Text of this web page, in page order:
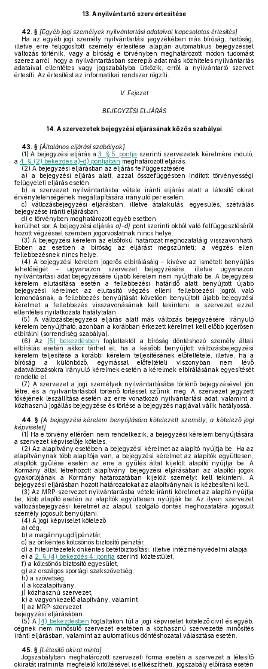
13. A nyilvántartó szerv értesítése
42. § [Egyéb jogi személyek nyilvántartási adataival kapcsolatos értesítés]
Ha az egyéb jogi személy nyilvántartási jegyzékében más bíróság, hatóság,
illetve erre feljogosított személy értesítése alapján automatikus bejegyzéssel
változás történik, vagy a bíróság e törvényben meghatározott módon tudomást
szerez arról, hogy a nyilvántartásban szereplő adat más közhiteles nyilvántartás
adataival ellentétes vagy jogszabályba ütközik, erről a nyilvántartó szervet
értesíti. Az értesítést az informatikai rendszer rögzíti.
V. Fejezet
BEJEGYZÉSI ELJÁRÁS
14. A szervezetek bejegyzési eljárásának közös szabályai
43. § [Általános eljárási szabályok]
(1) A bejegyzési eljárás a3. § 5. pontja szerinti szervezetek kérelmére induló,
a 4. § (2) bekezdés a)–d) pontjában meghatározott eljárás.
(2) A bejegyzési eljárásban az eljárás felfüggesztésére
a) a bejegyzési eljárás alatt, azzal összefüggésben indított törvényességi
felügyeleti eljárás esetén,
b) a szervezet nyilvántartásba vétele iránti eljárás alatt a létesítő okirat
érvénytelenségének megállapítására irányuló per esetén,
c) változásbejegyzési eljárásban, illetve átalakulás, egyesülés, szétválás
bejegyzése iránti eljárásban,
d) e törvényben meghatározott egyéb esetben
kerülhet sor. A bejegyzési eljárás a)–d) pont szerinti okból való felfüggesztéséről
hozott végzéssel szemben jogorvoslatnak nincs helye.
(3) A bejegyzési kérelem az elsőfokú határozat meghozataláig visszavonható.
Ebben az esetben a bíróság az eljárást megszünteti; a végzés ellen
fellebbezésnek nincs helye.
(4) A bejegyzési kérelem jogerős elbírálásáig – kivéve az ismételt benyújtás
lehetőségét – ugyanazon szervezet bejegyzésére, illetve ugyanazon
nyilvántartási adat bejegyzésére újabb kérelem nem nyújtható be. A bejegyzési
kérelem elutasítása esetén a fellebbezési határidő alatt benyújtott újabb
bejegyzési kérelmet az elutasító végzés elleni fellebbezési jogról való
lemondásnak, a fellebbezés benyújtását követően benyújtott újabb bejegyzési
kérelmet a fellebbezés visszavonásának kell tekinteni; a szervezet ezzel
ellentétes nyilatkozata hatálytalan.
(5) A változásbejegyzési eljárás alatt más változás bejegyzésére irányuló
kérelem benyújtható, azonban a korábban érkezett kérelmet kell előbb jogerősen
elbírálni (sorrendiség szabálya).
(6) Az (5) bekezdésben foglaltaktól a bíróság döntéshozó személy általi
elbírálás esetén akkor térhet el, ha a később benyújtott változásbejegyzési
kérelem teljesítése a korábbi kérelem teljesítésének előfeltétele, illetve, ha a
bíróság a különböző, egymással előfeltételi viszonyban nem lévő
adatváltozásokra irányuló kérelmek esetén a kérelmek elbírálásának egyesítését
rendelte el.
(7) A szervezet a jogi személyek nyilvántartásába történő bejegyzésével jön
létre, és a nyilvántartásból történő törléssel szűnik meg. A szervezet jegyzett
tőkéjének leszállítása esetén az erre vonatkozó nyilvántartási adat, valamint a
közhasznú jogállás bejegyzése és törlése a bejegyzés napjával válik hatályossá.
44. § [A bejegyzési kérelem benyújtására kötelezett személy, a kötelező jogi
képviselet]
(1) Ha e törvény eltérően nem rendelkezik, a bejegyzési kérelem benyújtására
a szervezet képviselője köteles.
(2) Az alapítvány esetében a bejegyzési kérelmet az alapító nyújtja be. Ha az
alapítványnak több alapítója van, a bejegyzési kérelmet az alapítók együttesen,
alapítók gyűlése esetén az erre a gyűlés által kijelölt alapító nyújtja be. A
Kormány által létrehozott alapítvány bejegyzési eljárásában az alapítói jogok
gyakorlójának a Kormány határozatában kijelölt személyt kell tekinteni. A
bejegyzési eljárásban hozott határozatokat az alapítványnak is kézbesíteni kell.
(3) Az MRP-szervezet nyilvántartásba vétele iránti kérelmet az alapító nyújtja
be, több alapító esetén az alapítók együttesen nyújtják be. Az ilyen szervezet
változásbejegyzési kérelmét az alapul szolgáló döntés meghozatalára jogosult
személy jogosult benyújtani.
(4) A jogi képviselet kötelező
a) cég,
b) a magánnyugdíjpénztár,
c) az önkéntes kölcsönös biztosító pénztár,
d) a hitelintézetek önkéntes betétbiztosítási, illetve intézményvédelmi alapja,
e) a 2. § (4) bekezdés 4. pontja szerinti köztestület,
f) a kölcsönös biztosító egyesület,
g) az országos sportági szakszövetség,
h) a szövetség,
i) a közalapítvány,
j) közhasznú szervezet,
k) a vagyonkezelő alapítvány, valamint
l) az MRP-szervezet
bejegyzési eljárásában.
(5) A (4) bekezdésben foglaltakon túl a jogi képviselet kötelező civil és egyéb,
cégnek nem minősülő szervezet esetében a közhasznú szervezetté minősítés
iránti eljárásban, valamint az automatikus döntéshozatal választása esetén.
45. § [Létesítő okirat minta]
Jogszabályban meghatározott szervezeti forma esetén a szervezet a létesítő
okiratát iratminta megfelelő kitöltésével is elkészítheti, jogszabály előírása esetén